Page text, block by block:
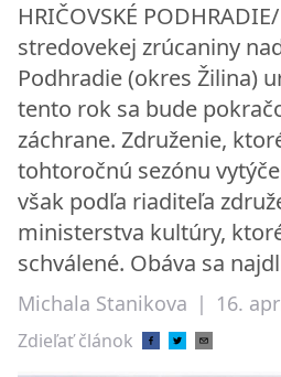
HRIČOVSKÉ
stredovekej zrúcaniny
Podhradie (okres Žilina)
tento rok sa bude
záchrane. Združenie,
tohtoročnú sezónu
však podľa riaditeľa
ministerstva kultúry,
schválené. Obáva sa
Michala Stanikova | 16.
Zdieľať článok